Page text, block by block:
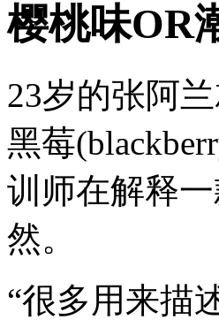
樱桃味OR
23岁的张阿
黑莓
训师在解释
然。
“很多用来描